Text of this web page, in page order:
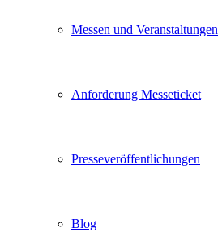
Messen und Veranstaltungen
Anforderung Messeticket
Presseveröffentlichungen
Blog